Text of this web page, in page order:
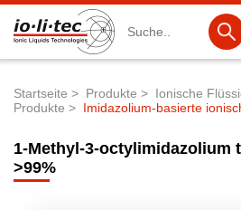
Produktsuche
Pfadnavigation
Startseite Produkte Ionische
Produkte
Imidazolium-basierte
1-Methyl-3-octylimidazolium
>99%